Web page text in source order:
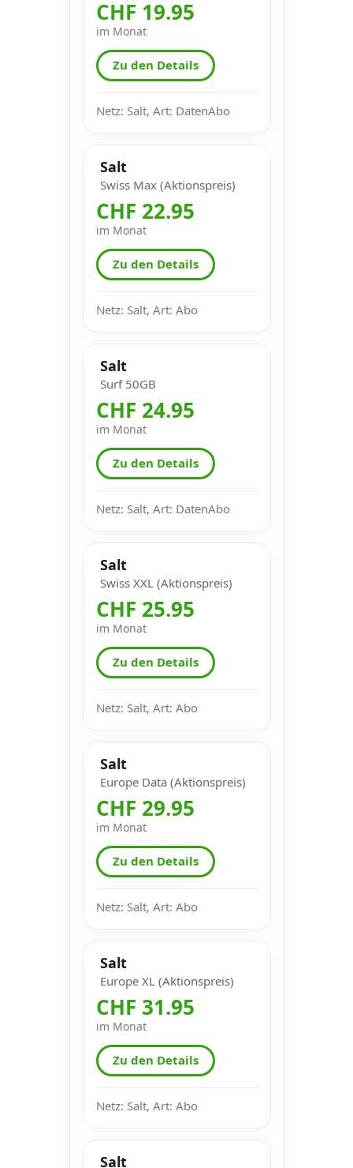
CHF 19.95
im Monat
Zu den Details
Netz: Salt, Art: DatenAbo
Salt
Swiss Max (Aktionspreis)
CHF 22.95
im Monat
Zu den Details
Netz: Salt, Art: Abo
Salt
Surf 50GB
CHF 24.95
im Monat
Zu den Details
Netz: Salt, Art: DatenAbo
Salt
Swiss XXL (Aktionspreis)
CHF 25.95
im Monat
Zu den Details
Netz: Salt, Art: Abo
Salt
Europe Data (Aktionspreis)
CHF 29.95
im Monat
Zu den Details
Netz: Salt, Art: Abo
Salt
Europe XL (Aktionspreis)
CHF 31.95
im Monat
Zu den Details
Netz: Salt, Art: Abo
Salt